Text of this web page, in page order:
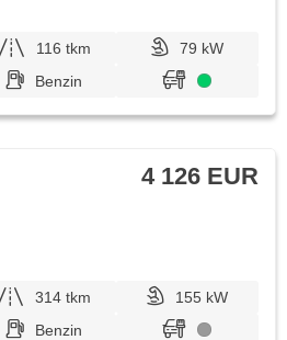
116 tkm
79 kW
Benzin
4 126 EUR
314 tkm
155 kW
Benzin